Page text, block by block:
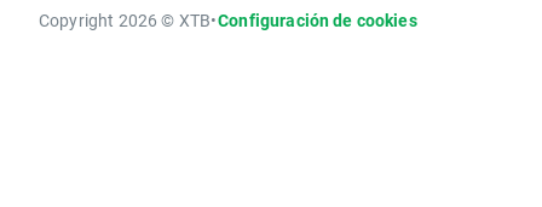
Copyright 2026 © XTB•Configuración de cookies